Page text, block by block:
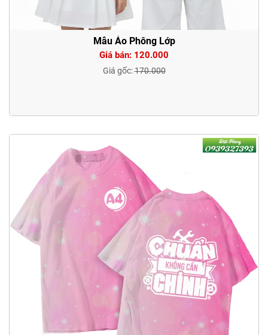
Mẫu Áo Phông Lớp
Giá bán: 120.000
Giá gốc:170.000